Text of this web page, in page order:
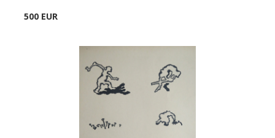
500 EUR